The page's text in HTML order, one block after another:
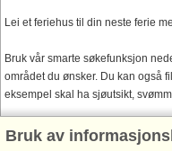
Lei et feriehus til din neste ferie
Bruk vår smarte søkefunksjon
området du ønsker. Du kan også
eksempel skal ha sjøutsikt,
Bruk av